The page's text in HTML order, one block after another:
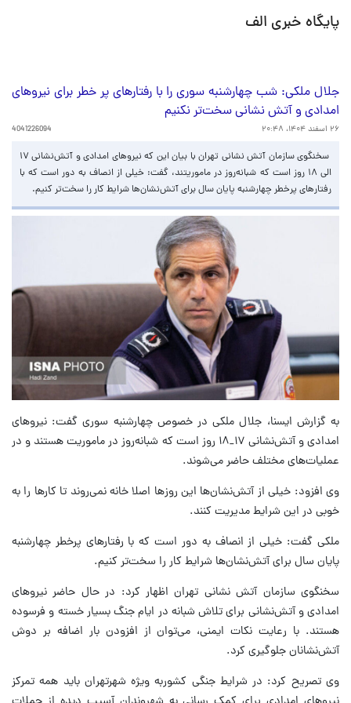
پایگاه خبری الف
جلال ملکی: شب چهارشنبه سوری را با رفتارهای پر خطر برای نیروهای
امدادی و آتش نشانی سخت‌تر نکنیم
۲۶ اسفند ۱۴۰۴، ۲۰:۴۸ 4041226094
سخنگوی سازمان آتش نشانی تهران با بیان این که نیروهای امدادی و آتش‌نشانی ۱۷
الی ۱۸ روز است که شبانه‌روز در ماموریتند، گفت: خیلی از انصاف به دور است که با
رفتارهای پرخطر چهارشنبه پایان سال برای آتش‌نشان‌ها شرایط کار را سخت‌تر کنیم.
به گزارش ایسنا، جلال ملکی در خصوص چهارشنبه سوری گفت: نیروهای
امدادی و آتش‌نشانی ۱۷_۱۸ روز است که شبانه‌روز در ماموریت هستند و در
عملیات‌های مختلف حاضر می‌شوند.
وی افزود: خیلی از آتش‌نشان‌ها این روزها اصلا خانه نمی‌روند تا کارها را به
خوبی در این شرایط مدیریت کنند.
ملکی گفت: خیلی از انصاف به دور است که با رفتارهای پرخطر چهارشنبه
پایان سال برای آتش‌نشان‌ها شرایط کار را سخت‌تر کنیم.
سخنگوی سازمان آتش نشانی تهران اظهار کرد: در حال حاضر نیروهای
امدادی و آتش‌نشانی برای تلاش شبانه در ایام جنگ بسیار خسته و فرسوده
هستند. با رعایت نکات ایمنی، می‌توان از افزودن بار اضافه بر دوش
آتش‌نشانان جلوگیری کرد.
وی تصریح کرد: در شرایط جنگی کشوربه ویژه شهرتهران باید همه تمرکز